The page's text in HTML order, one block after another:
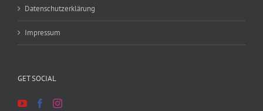
Datenschutzerklärung
Impressum
GET SOCIAL